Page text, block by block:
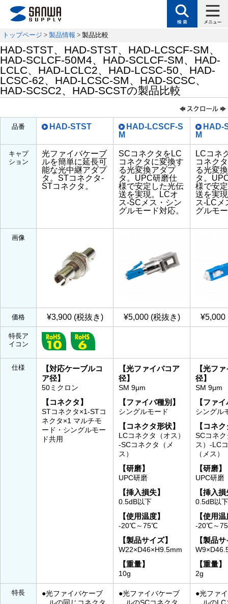
トップページ > 製品情報 > 製品比較
HAD-STST、HAD-STST、HAD-LCSCF-SM、
HAD-SCLCF-50M4、HAD-SCLCF-SM、HAD-
LCLC、HAD-LCLC2、HAD-LCSC-50、HAD-
LCSC-62、HAD-LCSC-SM、HAD-SCSC、
HAD-SCSC2、HAD-SCSTの製品比較
品番 HAD-STST
HAD-LCSCF-S
M
HAD-
M
キャプ
ション
光ファイバケーブ
ルを簡単に延長可
能な光中継アダプ
タ。STコネクタ-
STコネクタ。
SCコネクタをLC
コネクタに変換す
る光変換アダプ
タ。UPC研磨仕
様で安定した光伝
送を実現。LCオ
ス-SCメス・シン
グルモード対応。
LCコネ
コネク
る光変
タ。
様で安
送を実
ス-LCメ
グルモ
画像
価格 ¥3,900 (税抜き) ¥5,000 (税抜き) ¥5,000
特長ア
イコン
仕様
【対応ケーブルコ
ア径】
50ミクロン
【コネクタ】
STコネクタ×1-STコ
ネクタ×1 マルチモ
ード・シングルモー
ド共用
【光ファイバコア
径】
SM 9μm
【ファイバ種別】
シングルモード
【コネクタ形状】
LCコネクタ（オス）
-SCコネクタ（メ
ス）
【研磨】
UPC研磨
【挿入損失】
0.5dB以下
【使用温度】
-20℃～75℃
【製品サイズ】
W22×D46×H9.5mm
【重量】
10g
【光フ
径】
SM 9μm
【ファ
シングル
【コネ
SCコネ
ス）-LC
（メス）
【研磨】
UPC研磨
【挿入
0.5dB以下
【使用
-20℃～
【製品
【重量】
2g
特長
●光ファイバケーブ
ルの同じコネクタ
●光ファイバケーブ
ルのSCコネクタ
●光ファ
ルの